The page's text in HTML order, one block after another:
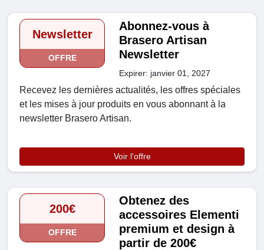
Newsletter
OFFRE
Abonnez-vous à
Brasero Artisan
Newsletter
Expirer: janvier 01, 2027
Recevez les dernières actualités, les offres spéciales
et les mises à jour produits en vous abonnant à la
newsletter Brasero Artisan.
Voir l'offre
200€
OFFRE
Obtenez des
accessoires Elementi
premium et design à
partir de 200€